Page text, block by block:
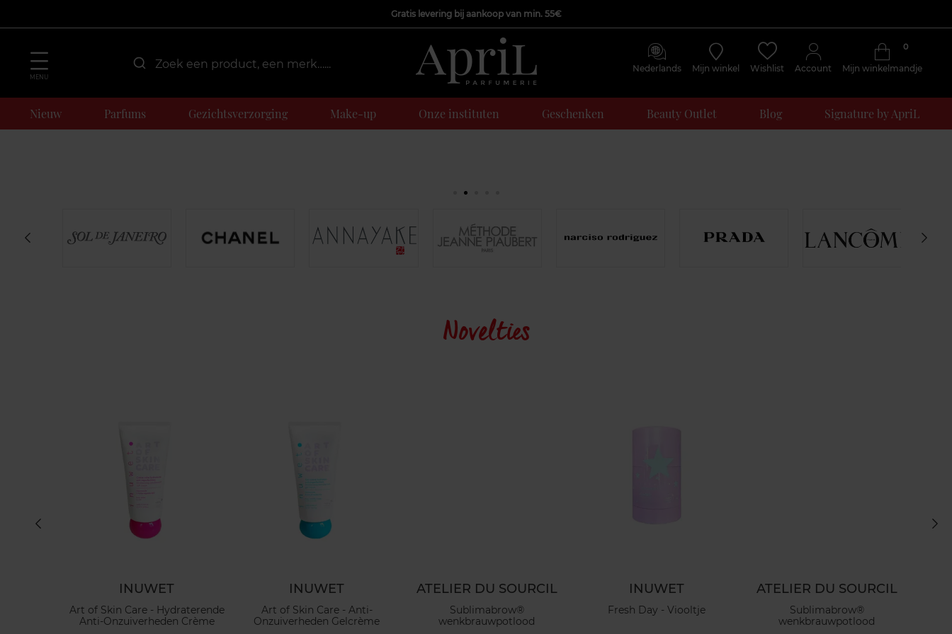
Gratis levering bij aankoop van min. 55€
MENU
Nederlands Mijn winkel Wishlist Account Mijn winkelmandje
0
Nieuw Parfums Gezichtsverzorging Make-up Onze instituten Geschenken Beauty Outlet Blog Signature by ApriL
Novelties
INUWET
Art of Skin Care - Hydraterende
Anti-Onzuiverheden Crème
INUWET
Art of Skin Care - Anti-
Onzuiverheden Gelcrème
ATELIER DU SOURCIL
Sublimabrow®
wenkbrauwpotlood
INUWET
Fresh Day - Viooltje
ATELIER DU SOURCIL
Sublimabrow®
wenkbrauwpotlood